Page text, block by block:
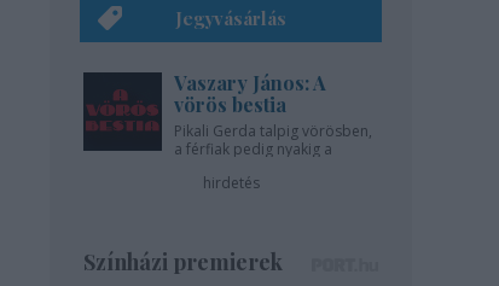
Jegyvásárlás
Vaszary János: A
vörös bestia
Pikali Gerda talpig vörösben,
a férfiak pedig nyakig a
hirdetés
Színházi premierek